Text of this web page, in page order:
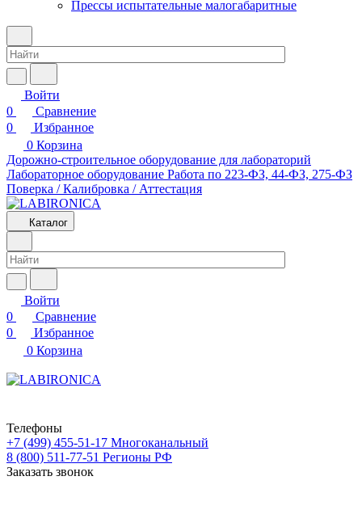
Прессы испытательные малогабаритные
Войти
0
Сравнение
0
Избранное
0 Корзина
Дорожно-строительное оборудование для лабораторий
Лабораторное оборудование Работа по 223-ФЗ, 44-ФЗ, 275-ФЗ
Поверка / Калибровка / Аттестация
Каталог
Войти
0
Сравнение
0
Избранное
0 Корзина
Телефоны
+7 (499) 455-51-17 Многоканальный
8 (800) 511-77-51 Регионы РФ
Заказать звонок